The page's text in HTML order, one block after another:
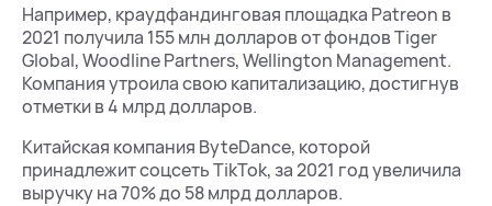
Например, краудфандинговая площадка Patreon в
2021 получила 155 млн долларов от фондов Tiger
Global, Woodline Partners, Wellington Management.
Компания утроила свою капитализацию, достигнув
отметки в 4 млрд долларов.
Китайская компания ByteDance, которой
принадлежит соцсеть TikTok, за 2021 год увеличила
выручку на 70% до 58 млрд долларов.